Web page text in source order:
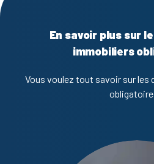
En savoir plus sur
immobiliers
Vous voulez tout savoir sur